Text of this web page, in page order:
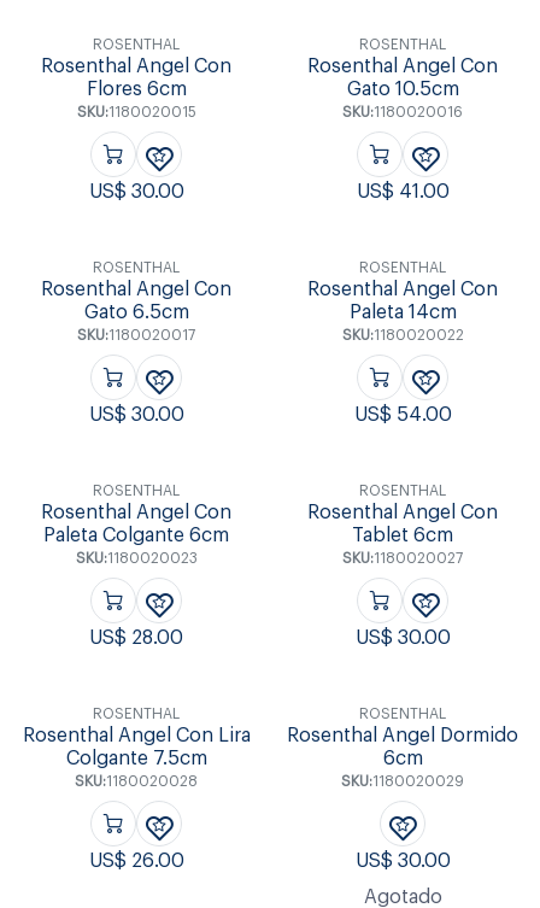
ROSENTHAL
Rosenthal Angel Con
Flores 6cm
SKU:1180020015
US$ 30.00
ROSENTHAL
Rosenthal Angel Con
Gato 10.5cm
SKU:1180020016
US$ 41.00
ROSENTHAL
Rosenthal Angel Con
Gato 6.5cm
SKU:1180020017
US$ 30.00
ROSENTHAL
Rosenthal Angel Con
Paleta 14cm
SKU:1180020022
US$ 54.00
ROSENTHAL
Rosenthal Angel Con
Paleta Colgante 6cm
SKU:1180020023
US$ 28.00
ROSENTHAL
Rosenthal Angel Con
Tablet 6cm
SKU:1180020027
US$ 30.00
ROSENTHAL
Rosenthal Angel Con Lira
Colgante 7.5cm
SKU:1180020028
US$ 26.00
ROSENTHAL
Rosenthal Angel Dormido
6cm
SKU:1180020029
US$ 30.00
Agotado